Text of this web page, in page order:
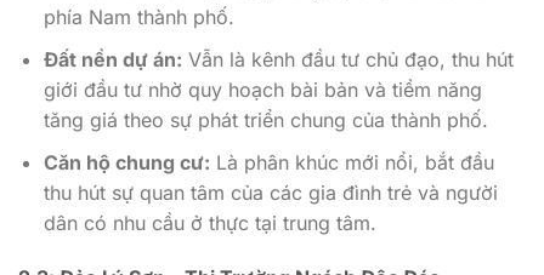
phía Nam thành phố.
Đất nền dự án: Vẫn là kênh đầu tư chủ đạo, thu hút
giới đầu tư nhờ quy hoạch bài bản và tiềm năng
tăng giá theo sự phát triển chung của thành phố.
Căn hộ chung cư: Là phân khúc mới nổi, bắt đầu
thu hút sự quan tâm của các gia đình trẻ và người
dân có nhu cầu ở thực tại trung tâm.